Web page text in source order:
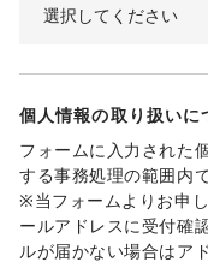
個人情報の取り扱いに
フォームに入力された
する事務処理の範囲内
※当フォームよりお申
ールアドレスに受付確
ルが届かない場合はア